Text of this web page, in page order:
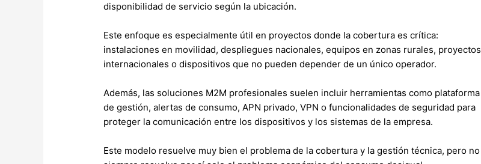
disponibilidad de servicio según la ubicación.
Este enfoque es especialmente útil en proyectos donde la cobertura es crítica:
instalaciones en movilidad, despliegues nacionales, equipos en zonas rurales, proyectos
internacionales o dispositivos que no pueden depender de un único operador.
Además, las soluciones M2M profesionales suelen incluir herramientas como plataforma
de gestión, alertas de consumo, APN privado, VPN o funcionalidades de seguridad para
proteger la comunicación entre los dispositivos y los sistemas de la empresa.
Este modelo resuelve muy bien el problema de la cobertura y la gestión técnica, pero no